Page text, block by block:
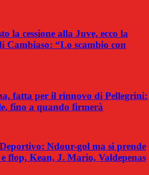
la cessione alla Juve, ecco la
Cambiaso: “Lo scambio con
fatta per il rinnovo di Pellegrini:
fino a quando firmerà
Ndour-gol ma si prende
flop, Kean, J. Mario, Valdepenas